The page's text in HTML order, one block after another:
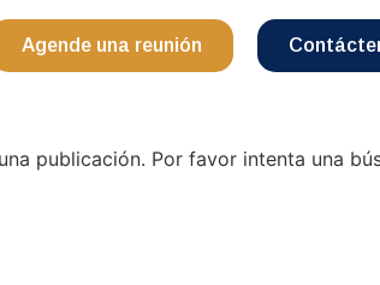
Agende una reunión
publicación. Por favor intenta una